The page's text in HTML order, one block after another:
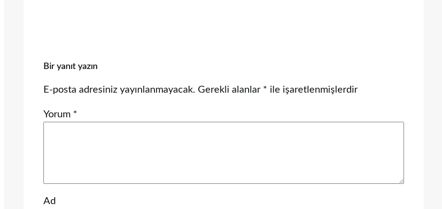
Bir yanıt yazın
E-posta adresiniz yayınlanmayacak. Gerekli alanlar * ile işaretlenmişlerdir
Yorum *
Ad